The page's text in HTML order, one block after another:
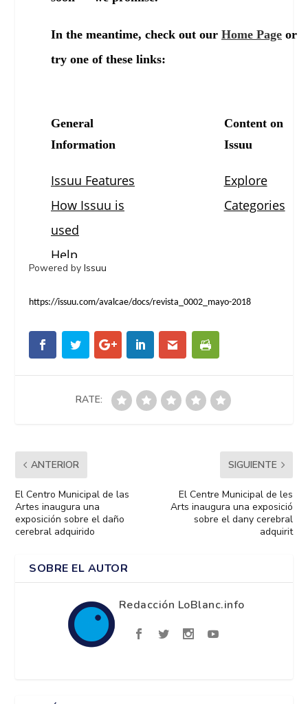
Powered byIssuu
https://issuu.com/avalcae/docs/revista_0002_mayo-2018
RATE:
ANTERIOR
El Centro Municipal de las
Artes inaugura una
exposición sobre el daño
cerebral adquirido
SIGUIENTE
El Centre Municipal de les
Arts inaugura una exposició
sobre el dany cerebral
adquirit
SOBRE EL AUTOR
Redacción LoBlanc.info